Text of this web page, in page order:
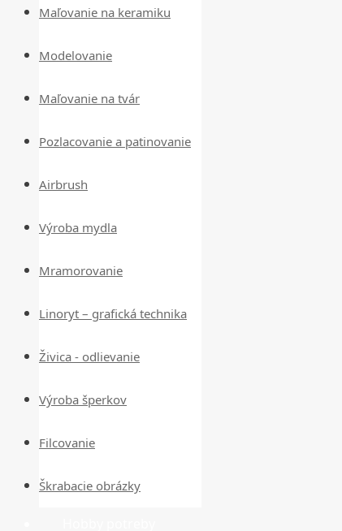
Maľovanie na keramiku
Modelovanie
Maľovanie na tvár
Pozlacovanie a patinovanie
Airbrush
Výroba mydla
Mramorovanie
Linoryt – grafická technika
Živica - odlievanie
Výroba šperkov
Filcovanie
Škrabacie obrázky